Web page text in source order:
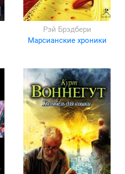
Рэй Брэдбери
Марсианские хроники